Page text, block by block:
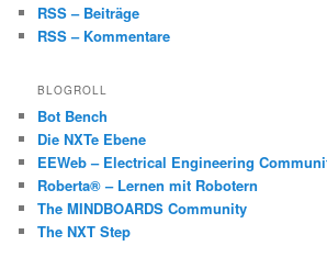
RSS – Beiträge
RSS – Kommentare
BLOGROLL
Bot Bench
Die NXTe Ebene
EEWeb – Electrical Engineering
Roberta® – Lernen mit Robotern
The MINDBOARDS Community
The NXT Step